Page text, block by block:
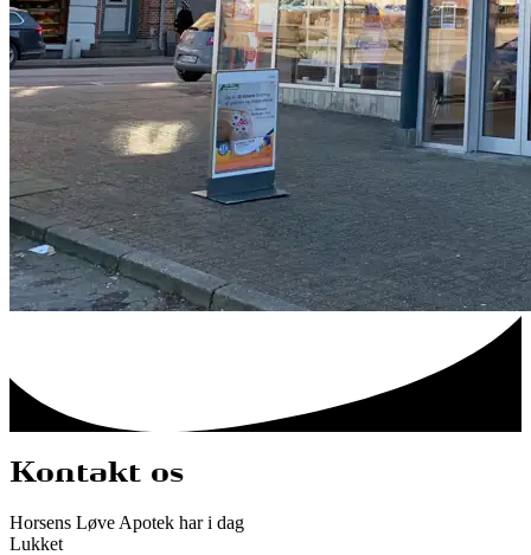
Kontakt os
Horsens Løve Apotek har i dag
Lukket